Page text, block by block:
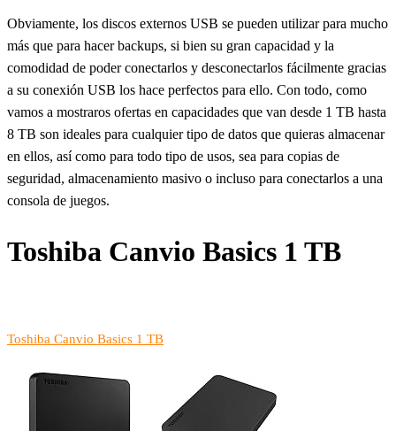
Obviamente, los discos externos USB se pueden utilizar para mucho
más que para hacer backups, si bien su gran capacidad y la
comodidad de poder conectarlos y desconectarlos fácilmente gracias
a su conexión USB los hace perfectos para ello. Con todo, como
vamos a mostraros ofertas en capacidades que van desde 1 TB hasta
8 TB son ideales para cualquier tipo de datos que quieras almacenar
en ellos, así como para todo tipo de usos, sea para copias de
seguridad, almacenamiento masivo o incluso para conectarlos a una
consola de juegos.
Toshiba Canvio Basics 1 TB
Toshiba Canvio Basics 1 TB